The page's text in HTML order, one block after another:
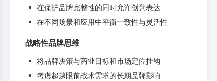
在保护品牌完整性的同时允许创意表达
在不同场景和应用中平衡一致性与灵活性
战略性品牌思维
将品牌决策与商业目标和市场定位挂钩
考虑超越眼前战术需求的长期品牌影响